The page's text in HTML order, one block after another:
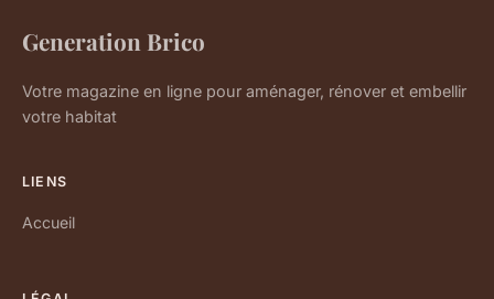
Generation Brico
Votre magazine en ligne pour aménager, rénover et embellir
votre habitat
LIENS
Accueil